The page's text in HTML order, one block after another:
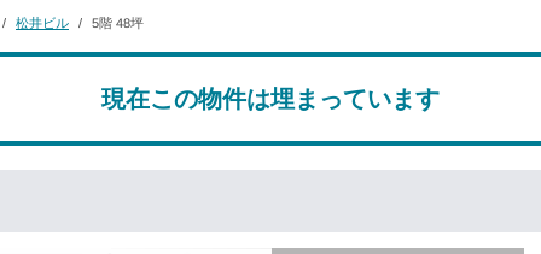
松井ビル 5階 48坪
現在この物件は埋まっています